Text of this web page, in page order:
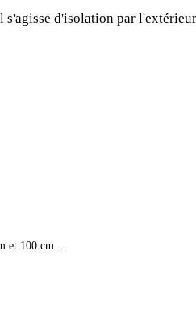
d'isolation par
et 100 cm...